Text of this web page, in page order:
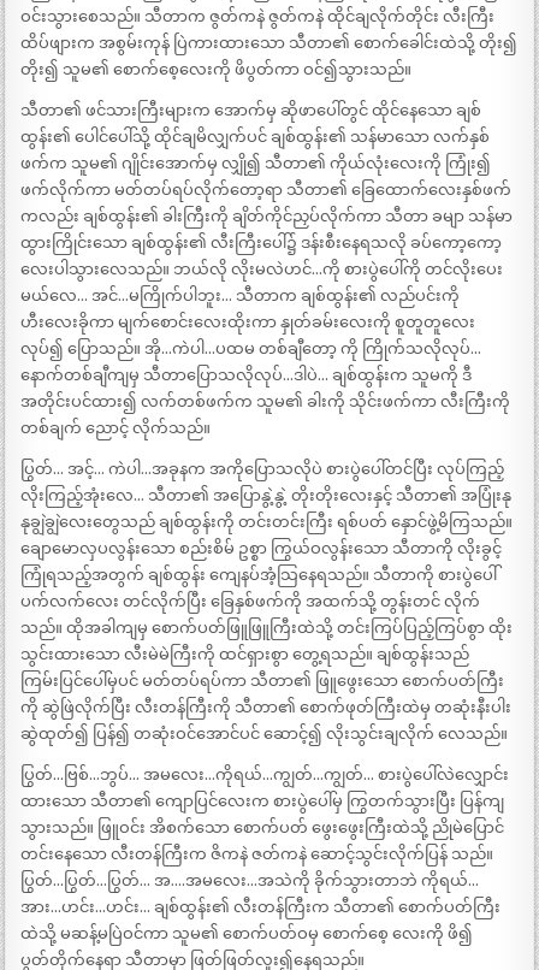
ဝင်းသွားစေသည်။ သီတာက ဇွတ်ကနဲ ဇွတ်ကနဲ ထိုင်ချလိုက်တိုင်း လီးကြီး
ထိပ်ဖျားက အစွမ်းကုန် ပြဲကားထားသော သီတာ၏ စောက်ခေါင်းထဲသို့ တိုး၍
တိုး၍ သူမ၏ စောက်စေ့လေးကို ဖိပွတ်ကာ ဝင်၍သွားသည်။
သီတာ၏ ဖင်သားကြီးများက အောက်မှ ဆိုဖာပေါ်တွင် ထိုင်နေသော ချစ်
ထွန်း၏ ပေါင်ပေါ်သို့ ထိုင်ချမိလျှက်ပင် ချစ်ထွန်း၏ သန်မာသော လက်နှစ်
ဖက်က သူမ၏ ဂျိုင်းအောက်မှ လျှို၍ သီတာ၏ ကိုယ်လုံးလေးကို ကြုံး၍
ဖက်လိုက်ကာ မတ်တပ်ရပ်လိုက်တော့ရာ သီတာ၏ ခြေထောက်လေးနှစ်ဖက်
ကလည်း ချစ်ထွန်း၏ ခါးကြီးကို ချိတ်ကိုင်ညှပ်လိုက်ကာ သီတာ ခမျာ သန်မာ
ထွားကြိုင်းသော ချစ်ထွန်း၏ လီးကြီးပေါ်၌ ဒန်းစီးနေရသလို ခပ်ကော့ကော့
လေးပါသွားလေသည်။ ဘယ်လို လိုးမလဲဟင်…ကို စားပွဲပေါ်ကို တင်လိုးပေး
မယ်လေ… အင်…မကြိုက်ပါဘူး… သီတာက ချစ်ထွန်း၏ လည်ပင်းကို
ဟီးလေးခိုကာ မျက်စောင်းလေးထိုးကာ နှုတ်ခမ်းလေးကို စူတူတူလေး
လုပ်၍ ပြောသည်။ အို…ကဲပါ…ပထမ တစ်ချီတော့ ကို ကြိုက်သလိုလုပ်…
နောက်တစ်ချီကျမှ သီတာပြောသလိုလုပ်…ဒါပဲ… ချစ်ထွန်းက သူမကို ဒီ
အတိုင်းပင်ထား၍ လက်တစ်ဖက်က သူမ၏ ခါးကို သိုင်းဖက်ကာ လီးကြီးကို
တစ်ချက် ညောင့် လိုက်သည်။
ပြွတ်… အင့်… ကဲပါ…အခုနက အကိုပြောသလိုပဲ စားပွဲပေါ်တင်ပြီး လုပ်ကြည့်
လိုးကြည့်အုံးလေ… သီတာ၏ အပြောနွဲ့နွဲ့ တိုးတိုးလေးနှင့် သီတာ၏ အပြုံးနု
နုချွဲချွဲလေးတွေသည် ချစ်ထွန်းကို တင်းတင်းကြီး ရစ်ပတ် နှောင်ဖွဲ့မိကြသည်။
ချောမောလှပလွန်းသော စည်းစိမ် ဥစ္စာ ကြွယ်ဝလွန်းသော သီတာကို လိုးခွင့်
ကြုံရသည့်အတွက် ချစ်ထွန်း ကျေနပ်အံ့သြနေရသည်။ သီတာကို စားပွဲပေါ်
ပက်လက်လေး တင်လိုက်ပြီး ခြေနှစ်ဖက်ကို အထက်သို့ တွန်းတင် လိုက်
သည်။ ထိုအခါကျမှ စောက်ပတ်ဖြူဖြူကြီးထဲသို့ တင်းကြပ်ပြည့်ကြပ်စွာ ထိုး
သွင်းထားသော လီးမဲမဲကြီးကို ထင်ရှားစွာ တွေ့ရသည်။ ချစ်ထွန်းသည်
ကြမ်းပြင်ပေါ်မှပင် မတ်တပ်ရပ်ကာ သီတာ၏ ဖြူဖွေးသော စောက်ပတ်ကြီး
ကို ဆွဲဖြဲလိုက်ပြီး လီးတန်ကြီးကို သီတာ၏ စောက်ဖုတ်ကြီးထဲမှ တဆုံးနီးပါး
ဆွဲထုတ်၍ ပြန်၍ တဆုံးဝင်အောင်ပင် ဆောင့်၍ လိုးသွင်းချလိုက် လေသည်။
ပြွတ်…ဗြစ်…ဘွပ်… အမလေး…ကိုရယ်…ကျွတ်…ကျွတ်… စားပွဲပေါ်လဲလျှောင်း
ထားသော သီတာ၏ ကျောပြင်လေးက စားပွဲပေါ်မှ ကြွတက်သွားပြီး ပြန်ကျ
သွားသည်။ ဖြူဝင်း အိစက်သော စောက်ပတ် ဖွေးဖွေးကြီးထဲသို့ ညိုမဲပြောင်
တင်းနေသော လီးတန်ကြီးက ဇိကနဲ ဇတ်ကနဲ ဆောင့်သွင်းလိုက်ပြန် သည်။
ပြွတ်…ပြွတ်…ပြွတ်… အ….အမလေး…အသဲကို ခိုက်သွားတာဘဲ ကိုရယ်…
အား…ဟင်း…ဟင်း… ချစ်ထွန်း၏ လီးတန်ကြီးက သီတာ၏ စောက်ပတ်ကြီး
ထဲသို့ မဆန့်မပြဲဝင်ကာ သူမ၏ စောက်ပတ်ဝမှ စောက်စေ့ လေးကို ဖိ၍
ပွတ်တိုက်နေရာ သီတာမှာ ဖြတ်ဖြတ်လူး၍နေရသည်။